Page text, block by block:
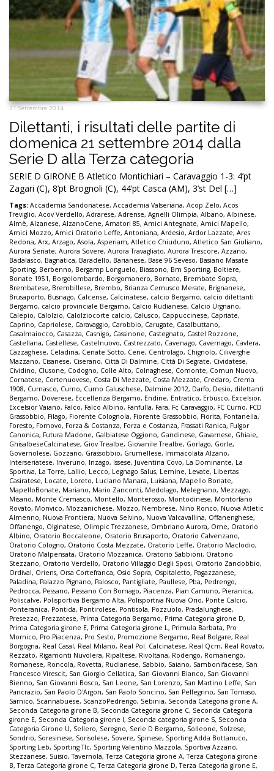
21 Settembre 2014
Dilettanti, i risultati delle partite di
domenica 21 settembre 2014 dalla
Serie D alla Terza categoria
SERIE D GIRONE B Atletico Montichiari – Caravaggio 1-3: 4’pt
Zagari (C), 8’pt Brognoli (C), 44’pt Casca (AM), 3’st Del […]
Tags: Accademia Sandonatese, Accademia Valseriana, Acop Zelo, Acos
Treviglio, Acov Verdello, Adrarese, Adrense, Agnelli Olimpia, Albano, Albinese,
Almè, Alzanese, AlzanoCene, Amatori 85, Amici Antegnate, Amici Mapello,
Amici Mozzo, Amici Oratorio Leffe, Antoniana, Ardesio, Ardor Lazzate, Ares
Redona, Arx, Arzago, Asola, Asperiam, Atletico Chiuduno, Atletico San Giuliano,
Aurora Seriate, Aurora Sovere, Aurora Travagliato, Aurora Trescore, Azzano,
Badalasco, Bagnatica, Baradello, Barianese, Base 96 Seveso, Basiano Masate
Sporting, Berbenno, Bergamp Longuelo, Biassono, Bm Sporting, Boltiere,
Bonate 1951, Borgolombardo, Borgomanero, Bornato, Brembate Sopra,
Brembatese, Brembillese, Brembo, Brianza Cernusco Merate, Brignanese,
Brusaporto, Busnago, Calcense, Calcinatese, calcio Bergamo, calcio dilettanti
Bergamo, calcio provinciale Bergamo, Calcio Rudianese, Calcio Urgnano,
Calepio, Calolzio, Calolziocorte calcio, Calusco, Cappuccinese, Capriate,
Caprino, Capriolese, Caravaggio, Carobbio, Carugate, Casalbuttano,
Casalmaiocco, Casazza, Casnigo, Cassinone, Castegnato, Castel Rozzone,
Castellana, Castellese, Castelnuovo, Castrezzato, Cavenago, Cavernago, Cavlera,
Cazzaghese, Celadina, Cenate Sotto, Cene, Centrolago, Chignolo, Ciliverghe
Mazzano, Cisanese, Ciserano, Città Di Dalmine, Città Di Segrate, Cividatese,
Cividino, Clusone, Codogno, Colle Alto, Colnaghese, Comonte, Comun Nuovo,
Cornatese, Cortenuovese, Costa Di Mezzate, Costa Mezzate, Credaro, Crema
1908, Curnasco, Curno, Curno Caluschese, Dalmine 2012, Darfo, Desio, dilettanti
Bergamo, Doverese, Eccellenza Bergamo, Endine, Entratico, Erbusco, Excelsior,
Excelsior Vaiano, Falco, Falco Albino, Fanfulla, Fara, Fc Caravaggio, FC Curno, FCD
Grassobbio, Filago, Fiorente Colognola, Fiorente Grassobbio, Fiorita, Fontanella,
Foresto, Fornovo, Forza & Costanza, Forza e Costanza, Frassati Ranica, Fulgor
Canonica, Futura Madone, Galbiatese Oggiono, Gandinese, Gavarnese, Ghiaie,
GhisalbeseCalcinatese, Giov Trealbe, Giovanile Trealbe, Gorlago, Gorle,
Governolese, Gozzano, Grassobbio, Grumellese, Immacolata Alzano,
Interseriatese, Inveruno, Inzago, Issese, Juventina Covo, La Dominante, La
Sportiva, La Torre, Lallio, Lecco, Legnago Salus, Lemine, Levate, Libertas
Casiratese, Locate, Loreto, Luciano Manara, Luisiana, Mapello Bonate,
MapelloBonate, Mariano, Mario Zanconti, Medolago, Melegnano, Mezzago,
Misano, Monte Cremasco, Montello, Monterosso, Montodinese, Montorfano
Rovato, Monvico, Mozzanichese, Mozzo, Nembrese, Nino Ronco, Nuova Atletic
Almenno, Nuova Frontiera, Nuova Selvino, Nuova Valcavallina, Offanenghese,
Offanengo, Olginatese, Olimpic Trezzanese, Ombriano Aurora, Ome, Oratorio
Albino, Oratorio Boccaleone, Oratorio Brusaporto, Oratorio Calvenzano,
Oratorio Cologno, Oratorio Costa Mezzate, Oratorio Leffe, Oratorio Maclodio,
Oratorio Malpensata, Oratorio Mozzanica, Oratorio Sabbioni, Oratorio
Stezzano, Oratorio Verdello, Oratorio Villaggio Degli Sposi, Oratorio Zandobbio,
Ordival, Oriens, Orsa Cortefranca, Osio Sopra, Ospitaletto, Pagazzanese,
Paladina, Palazzo Pignano, Palosco, Pantigliate, Paullese, Pba, Pedrengo,
Pedrocca, Pessano, Pessano Con Bornago, Piacenza, Pian Camuno, Pieranica,
Poliscalve, Polisportiva Bergamo Alta, Polisportiva Nuova Orio, Ponte Calcio,
Ponteranica, Pontida, Pontirolese, Pontisola, Pozzuolo, Pradalunghese,
Presezzo, Prezzatese, Prima Categoria Bergamo, Prima Categoria girone D,
Prima Categoria girone E, Prima Categoria girone L, Primula Barbata, Pro
Mornico, Pro Piacenza, Pro Sesto, Promozione Bergamo, Real Bolgare, Real
Borgogna, Real Casal, Real Milano, Real Pol. Calcinatese, Real Qcm, Real Rovato,
Rezzato, Rigamonti Nuvolera, Ripaltese, Rivoltana, Rodengo, Romanengo,
Romanese, Roncola, Rovetta, Rudianese, Sabbio, Saiano, Sambonifacese, San
Francesco Virescit, San Giorgio Cellatica, San Giovanni Bianco, San Giovanni
Bienno, San Giovanni Bosco, San Leone, San Lorenzo, San Martino Leffe, San
Pancrazio, San Paolo D'Argon, San Paolo Soncino, San Pellegrino, San Tomaso,
Sarnico, Scannabuese, ScanzoPedrengo, Sebinia, Seconda Categoria girone A,
Seconda Categoria girone B, Seconda Categoria girone C, Seconda Categoria
girone E, Seconda Categoria girone I, Seconda categoria girone S, Seconda
Categoria Girone U, Sellero, Seregno, Serie D Bergamo, Solleone, Solzese,
Sondrio, Soresinese, Sorisolese, Sovere, Spinese, Sporting Adda Bottanuco,
Sporting Leb, Sporting Tlc, Sporting Valentino Mazzola, Sportiva Azzano,
Stezzanese, Suisio,Tavernola,Terza Categoria girone A,Terza Categoria girone
B,Terza Categoria girone C,Terza Categoria girone D,Terza Categoria girone E,